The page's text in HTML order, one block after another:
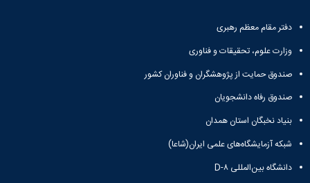
دفتر مقام معظم رهبری
وزارت علوم، تحقیقات و فناوری
صندوق حمایت از پژوهشگران و فناوران کشور
صندوق رفاه دانشجویان
بنیاد نخبگان استان همدان
شبکه آزمایشگاه‌های علمی ایران(شاعا)
دانشگاه بین‌المللی D-۸